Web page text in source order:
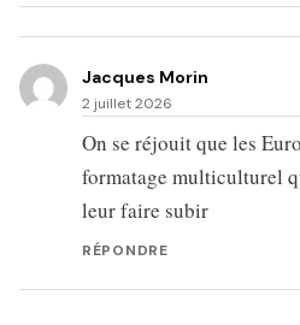
Jacques Morin
2 juillet 2026
On se réjouit que les
formatage multiculturel
leur faire subir
RÉPONDRE